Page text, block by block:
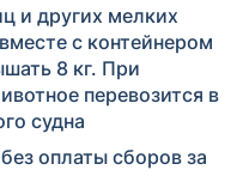
и других мелких
с контейнером
8 кг. При
перевозится в
судна
оплаты сборов за